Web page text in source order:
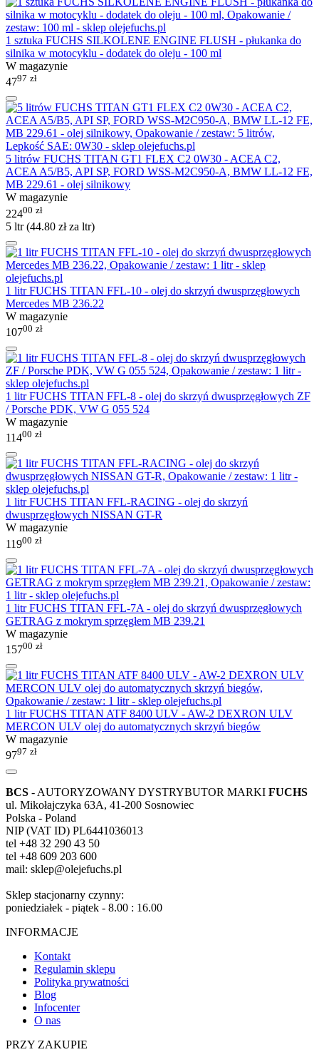
1 sztuka FUCHS SILKOLENE ENGINE FLUSH - płukanka do
silnika w motocyklu - dodatek do oleju - 100 ml
W magazynie
4797 zł
5 litrów FUCHS TITAN GT1 FLEX C2 0W30 - ACEA C2,
ACEA A5/B5, API SP, FORD WSS-M2C950-A, BMW LL-12 FE,
MB 229.61 - olej silnikowy
W magazynie
22400 zł
5 ltr (44.80 złza ltr)
1 litr FUCHS TITAN FFL-10 - olej do skrzyń dwusprzęgłowych
Mercedes MB 236.22
W magazynie
10700 zł
1 litr FUCHS TITAN FFL-8 - olej do skrzyń dwusprzęgłowych ZF
/ Porsche PDK, VW G 055 524
W magazynie
11400 zł
1 litr FUCHS TITAN FFL-RACING - olej do skrzyń
dwusprzęgłowych NISSAN GT-R
W magazynie
11900 zł
1 litr FUCHS TITAN FFL-7A - olej do skrzyń dwusprzęgłowych
GETRAG z mokrym sprzęgłem MB 239.21
W magazynie
15700 zł
1 litr FUCHS TITAN ATF 8400 ULV - AW-2 DEXRON ULV
MERCON ULV olej do automatycznych skrzyń biegów
W magazynie
9797 zł
BCS - AUTORYZOWANY DYSTRYBUTOR MARKI FUCHS
ul. Mikołajczyka 63A, 41-200 Sosnowiec
Polska - Poland
NIP (VAT ID) PL6441036013
tel +48 32 290 43 50
tel +48 609 203 600
mail: sklep@olejefuchs.pl
Sklep stacjonarny czynny:
poniedziałek - piątek - 8.00 : 16.00
INFORMACJE
Kontakt
Regulamin sklepu
Polityka prywatności
Blog
Infocenter
O nas
PRZY ZAKUPIE